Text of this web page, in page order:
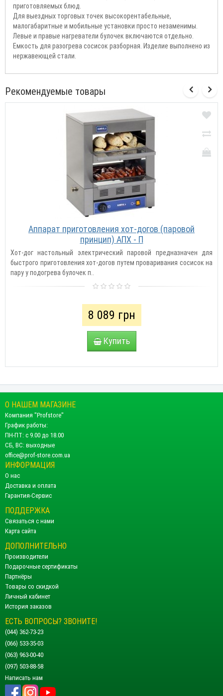
приготовляемых блюд.
Для выездных торговых точек высокорентабельные,
малогабаритные и мобильные установки просто незаменимы.
Левые и правые нагреватели булочек включаются отдельно.
Емкость для разогрева сосисок разборная. Изделие выполнено из
нержавеющей стали.
Рекомендуемые товары
Аппарат приготовления хот-догов (паровой
принцип) АПХ - П
Хот-дог настольный электрический паровой предназначен для
быстрого приготовления хот-догов путем проваривания сосисок на
пару у подогрева булочек п..
8 089 грн
Купить
О НАШЕМ МАГАЗИНЕ
Компания "Profstore"
График работы:
ПН-ПТ: с 9.00 до 18.00
СБ, ВС: выходные
office@prof-store.com.ua
ИНФОРМАЦИЯ
О нас
Доставка и оплата
Гарантия-Сервис
ПОДДЕРЖКА
Связаться с нами
Карта сайта
ДОПОЛНИТЕЛЬНО
Производители
Подарочные сертификаты
Партнёры
Товары со скидкой
Личный кабинет
История заказов
ЕСТЬ ВОПРОСЫ? ЗВОНИТЕ!
(044) 362-73-23
(066) 533-35-03
(063) 963-00-40
(097) 503-88-58
Написать нам